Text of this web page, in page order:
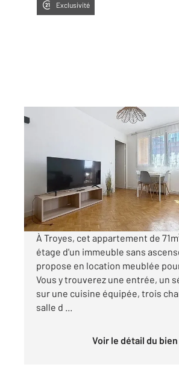
Exclusivité
Appartement F4 à louer
830 €
par mois charges comprises
À Troyes, cet appartement de
étage d'un immeuble sans
propose en location meublée
Vous y trouverez une entrée, un
sur une cuisine équipée, trois
salle d ...
Voir le détail du bien